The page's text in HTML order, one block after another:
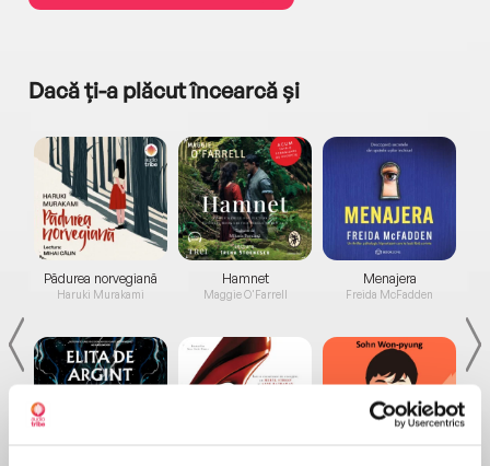
Dacă ți-a plăcut încearcă și
Pădurea norvegiană
Haruki Murakami
Hamnet
Maggie O'Farrell
Menajera
Freida McFadden